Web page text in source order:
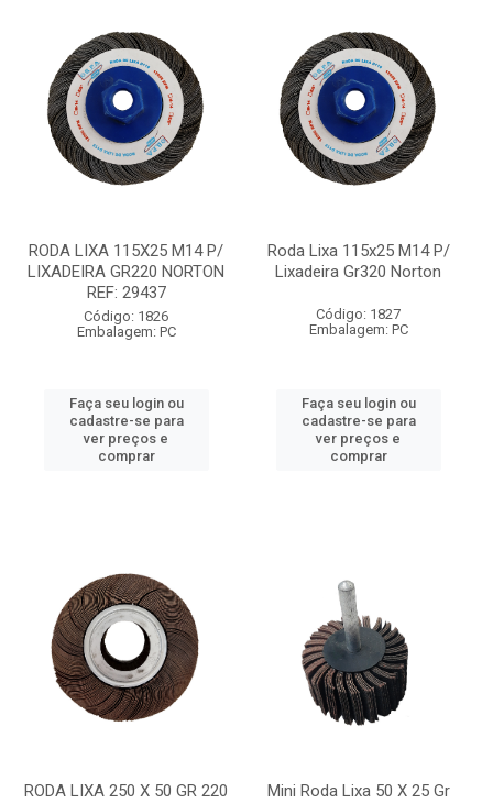
RODA LIXA 115X25 M14 P/
LIXADEIRA GR220 NORTON
REF: 29437
Código: 1826
Embalagem: PC
Faça seu login ou
cadastre-se para
ver preços e
comprar
Roda Lixa 115x25 M14 P/
Lixadeira Gr320 Norton
Código: 1827
Embalagem: PC
Faça seu login ou
cadastre-se para
ver preços e
comprar
RODA LIXA 250 X 50 GR 220
Mini Roda Lixa 50 X 25 Gr